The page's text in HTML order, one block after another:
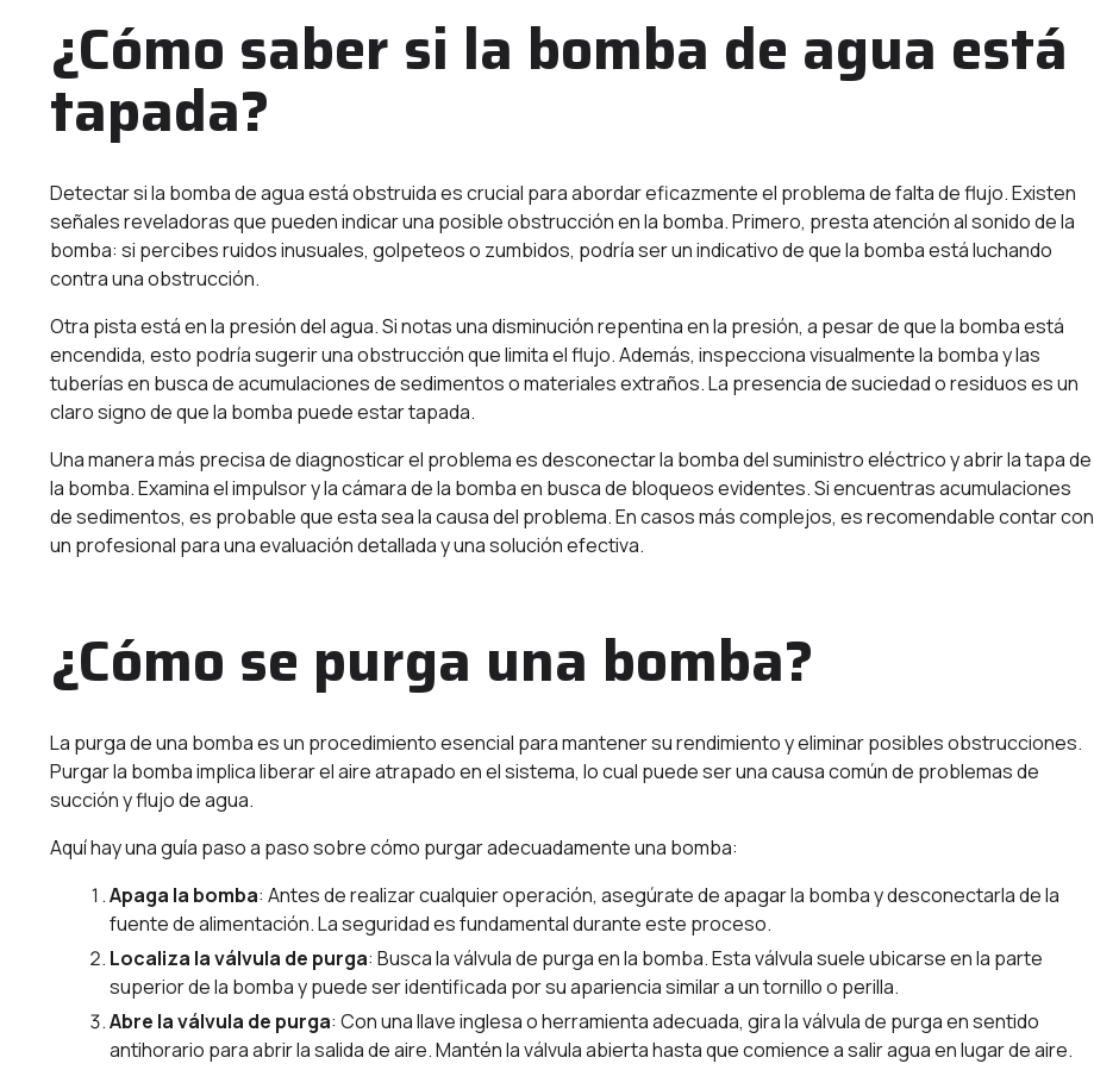
¿Cómo saber si la bomba de agua está
tapada?
Detectar si la bomba de agua está obstruida es crucial para abordar eficazmente el problema de falta de flujo. Existen
señales reveladoras que pueden indicar una posible obstrucción en la bomba. Primero, presta atención al sonido de la
bomba: si percibes ruidos inusuales, golpeteos o zumbidos, podría ser un indicativo de que la bomba está luchando
contra una obstrucción.
Otra pista está en la presión del agua. Si notas una disminución repentina en la presión, a pesar de que la bomba está
encendida, esto podría sugerir una obstrucción que limita el flujo. Además, inspecciona visualmente la bomba y las
tuberías en busca de acumulaciones de sedimentos o materiales extraños. La presencia de suciedad o residuos es un
claro signo de que la bomba puede estar tapada.
Una manera más precisa de diagnosticar el problema es desconectar la bomba del suministro eléctrico y abrir la tapa de
la bomba. Examina el impulsor y la cámara de la bomba en busca de bloqueos evidentes. Si encuentras acumulaciones
de sedimentos, es probable que esta sea la causa del problema. En casos más complejos, es recomendable contar con
un profesional para una evaluación detallada y una solución efectiva.
¿Cómo se purga una bomba?
La purga de una bomba es un procedimiento esencial para mantener su rendimiento y eliminar posibles obstrucciones.
Purgar la bomba implica liberar el aire atrapado en el sistema, lo cual puede ser una causa común de problemas de
succión y flujo de agua.
Aquí hay una guía paso a paso sobre cómo purgar adecuadamente una bomba:
Apaga la bomba: Antes de realizar cualquier operación, asegúrate de apagar la bomba y desconectarla de la
fuente de alimentación. La seguridad es fundamental durante este proceso.
Localiza la válvula de purga: Busca la válvula de purga en la bomba. Esta válvula suele ubicarse en la parte
superior de la bomba y puede ser identificada por su apariencia similar a un tornillo o perilla.
Abre la válvula de purga: Con una llave inglesa o herramienta adecuada, gira la válvula de purga en sentido
antihorario para abrir la salida de aire. Mantén la válvula abierta hasta que comience a salir agua en lugar de aire.